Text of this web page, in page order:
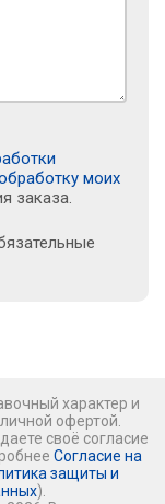
моих
заказа.
характер и
офертой.
своё согласие
Согласие на
защиты и
).